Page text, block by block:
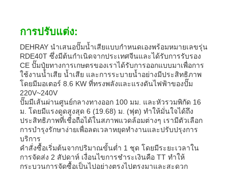
การปรับแต่ง:
DEHRAY นำเสนอปั๊มน้ำเสียแบบกำหนดเองพร้อมหมายเลขรุ่น
RDE40T ซึ่งมีต้นกำเนิดจากประเทศจีนและได้รับการรับรอง
CE ปั๊มปุ๋ยทางการเกษตรของเราได้รับการออกแบบมาเพื่อการ
ใช้งานน้ำเสีย น้ำเสีย และการระบายน้ำอย่างมีประสิทธิภาพ
โดยมีมอเตอร์ 8.6 KW ที่ทรงพลังและแรงดันไฟฟ้าของปั๊ม
220V~240V
ปั๊มมีเส้นผ่านศูนย์กลางทางออก 100 มม. และหัวรวมพิกัด 16
ม. โดยมีแรงดูดสูงสุด 6 (19.68) ม. (ฟุต) ทำให้มั่นใจได้ถึง
ประสิทธิภาพที่เชื่อถือได้ในสภาพแวดล้อมต่างๆ เรามีตัวเลือก
การบำรุงรักษาง่ายเพื่อลดเวลาหยุดทำงานและปรับปรุงการ
บริการ
คำสั่งซื้อเริ่มต้นจากปริมาณขั้นต่ำ 1 ชุด โดยมีระยะเวลาใน
การจัดส่ง 2 สัปดาห์ เงื่อนไขการชำระเงินคือ TT ทำให้
กระบวนการจัดซื้อเป็นไปอย่างตรงไปตรงมาและสะดวก